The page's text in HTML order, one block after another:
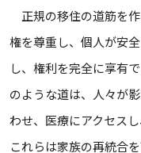
正規の移住の道筋を
権を尊重し、個人が安
し、権利を完全に享有
のような道は、人々が
わせ、医療にアクセス
これらは家族の再統合